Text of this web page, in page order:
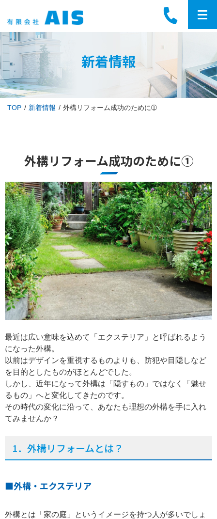
新着情報
TOP 新着情報 外構リフォーム成功のために➀
外構リフォーム成功のために➀
最近は広い意味を込めて「エクステリア」と呼ばれるよう
になった外構。
以前はデザインを重視するものよりも、防犯や目隠しなど
を目的としたものがほとんどでした。
しかし、近年になって外構は「隠すもの」ではなく「魅せ
るもの」へと変化してきたのです。
その時代の変化に沿って、あなたも理想の外構を手に入れ
てみませんか？
1．外構リフォームとは？
■外構・エクステリア
外構とは「家の庭」というイメージを持つ人が多いでしょ